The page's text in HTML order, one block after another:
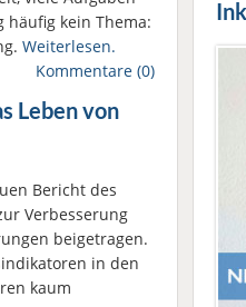
häufig kein Thema:
Weiterlesen.
Kommentare (0)
Leben von
Bericht des
Verbesserung
beigetragen.
in den
kaum